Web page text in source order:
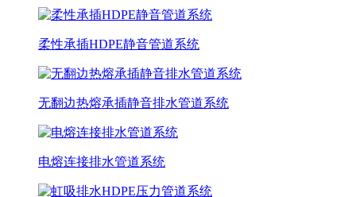
柔性承插HDPE静音管道系统
无翻边热熔承插静音排水管道系统
电熔连接排水管道系统